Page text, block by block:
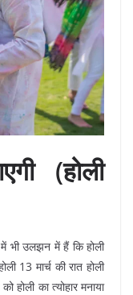
(होली
भी उलझन में हैं कि होली
13 मार्च की रात होली
का त्योहार मनाया